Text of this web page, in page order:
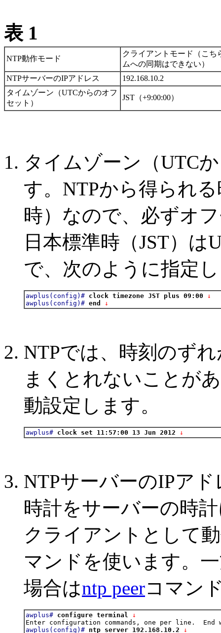
表 1
NTP動作モード
クライアントモード（こ
ムへの同期はできない）
NTPサーバーのIPアドレス
192.168.10.2
タイムゾーン（UTCからのオフ
セット）
JST（+9:00:00）
タイムゾーン（UTC
す。NTPから得られ
時）なので、必ずオ
日本標準時（JST）
で、次のように指定
awplus(config)# clock timezone JST plus 09:00 ↓
awplus(config)# end ↓
NTPでは、時刻のず
まくとれないことが
動設定します。
awplus# clock set 11:57:00 13 Jun 2012 ↓
NTPサーバーのIPア
時計をサーバーの時
クライアントとして
マンドを使います。
場合はntp peerコマン
awplus# configure terminal
↓
awplus(config)# ntp server 192.168.10.2 ↓